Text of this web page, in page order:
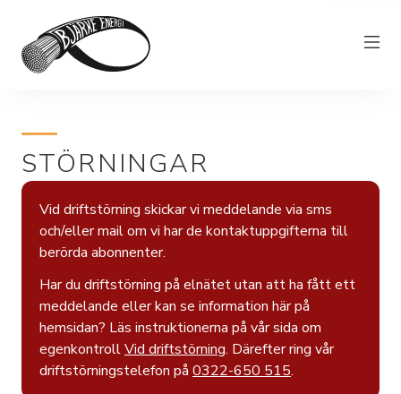
Elhandel
Bjärkefiber
Övrig verksamhet
Kundservice
Elproducent
STÖRNINGAR
Vid driftstörning skickar vi meddelande via sms
och/eller mail om vi har de kontaktuppgifterna till
berörda abonnenter.
Har du driftstörning på elnätet utan att ha fått ett
meddelande eller kan se information här på
hemsidan? Läs instruktionerna på vår sida om
egenkontrollVid driftstörning. Därefter ring vår
driftstörningstelefon på 0322-650 515.